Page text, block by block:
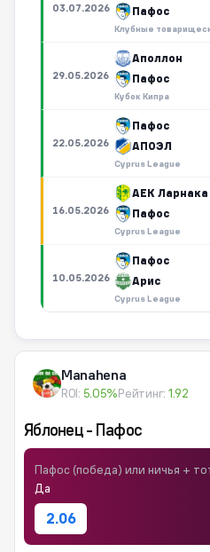
03.07.2026
Пафос
Клубные
29.05.2026
Аполлон
Пафос
Кубок Кипра
22.05.2026
Пафос
АПОЭЛ
Cyprus League
16.05.2026
АЕК Ларнака
Пафос
Cyprus League
10.05.2026
Пафос
Арис
Cyprus League
Manahena
ROI: 5.05%Рейтинг: 1.92
Яблонец - Пафос
Пафос (победа) или ничья +
Да
2.06